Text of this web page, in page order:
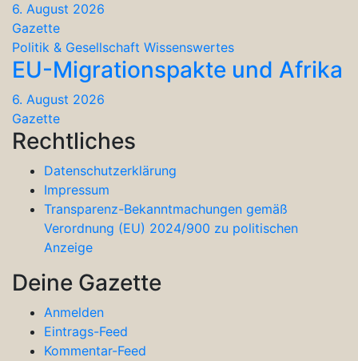
6. August 2026
Gazette
Politik & Gesellschaft Wissenswertes
EU-Migrationspakte und Afrika
6. August 2026
Gazette
Rechtliches
Datenschutzerklärung
Impressum
Transparenz-Bekanntmachungen gemäß
Verordnung (EU) 2024/900 zu politischen
Anzeige
Deine Gazette
Anmelden
Eintrags-Feed
Kommentar-Feed